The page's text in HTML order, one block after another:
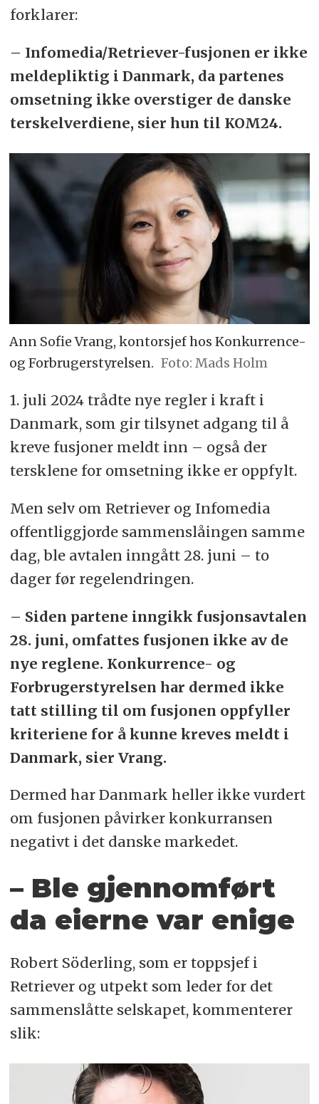
forklarer:
– Infomedia/Retriever-fusjonen er ikke
meldepliktig i Danmark, da partenes
omsetning ikke overstiger de danske
terskelverdiene, sier hun til KOM24.
Ann Sofie Vrang, kontorsjef hos Konkurrence-
og Forbrugerstyrelsen. Foto: Mads Holm
1. juli 2024 trådte nye regler i kraft i
Danmark, som gir tilsynet adgang til å
kreve fusjoner meldt inn – også der
tersklene for omsetning ikke er oppfylt.
Men selv om Retriever og Infomedia
offentliggjorde sammenslåingen samme
dag, ble avtalen inngått 28. juni – to
dager før regelendringen.
– Siden partene inngikk fusjonsavtalen
28. juni, omfattes fusjonen ikke av de
nye reglene. Konkurrence- og
Forbrugerstyrelsen har dermed ikke
tatt stilling til om fusjonen oppfyller
kriteriene for å kunne kreves meldt i
Danmark, sier Vrang.
Dermed har Danmark heller ikke vurdert
om fusjonen påvirker konkurransen
negativt i det danske markedet.
– Ble gjennomført
da eierne var enige
Robert Söderling, som er toppsjef i
Retriever og utpekt som leder for det
sammenslåtte selskapet, kommenterer
slik: